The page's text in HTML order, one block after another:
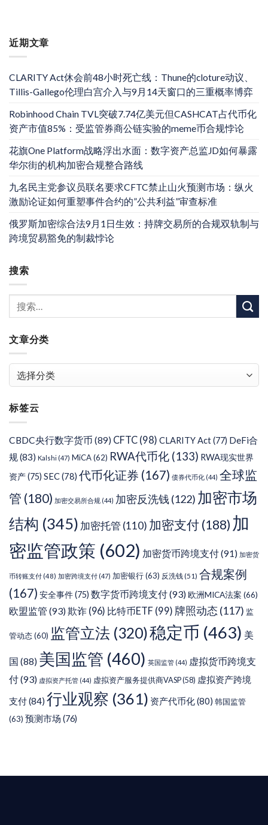
近期文章
CLARITY Act休会前48小时死亡线：Thune的cloture动议、
Tillis-Gallego伦理白宫介入与9月14天窗口的三重概率博弈
Robinhood Chain TVL突破7.74亿美元但CASHCAT占代币化
资产市值85%：受监管券商公链实验的meme币合规悖论
花旗One Platform战略浮出水面：数字资产总监JD如何暴露
华尔街的机构加密合规整合路线
九名民主党参议员联名要求CFTC禁止山火预测市场：纵火
激励论证如何重塑事件合约的”公共利益”审查标准
俄罗斯加密综合法9月1日生效：持牌交易所的合规双轨制与
跨境贸易豁免的制裁悖论
搜索
文章分类
类
标签云
CBDC央行数字货币 (89) CFTC (98) CLARITY Act(77) DeFi合
规(83) Kalshi (47) MiCA(62) RWA代币化 (133) RWA现实世界
资产(75) SEC(78) 代币化证券 (167) 债券代币化 (44) 全球监
管 (180) 加密交易所合规 (44) 加密反洗钱 (122) 加密市场
结构 (345) 加密托管 (110) 加密支付 (188) 加
密监管政策 (602) 加密货币跨境支付(91) 加密货
币转账支付 (48) 加密跨境支付 (47) 加密银行(63) 反洗钱(51) 合规案例
(167) 安全事件(75) 数字货币跨境支付(93)欧洲MICA法案 (66)
欧盟监管 (93)欺诈 (96) 比特币ETF (99) 牌照动态 (117) 监
管动态(60) 监管立法 (320)稳定币 (463) 美
国 (88) 美国监管 (460) 英国监管 (44) 虚拟货币跨境支
付(93) 虚拟资产托管 (44) 虚拟资产服务提供商VASP(58) 虚拟资产跨境
支付(84) 行业观察 (361) 资产代币化(80) 韩国监管
(63) 预测市场 (76)